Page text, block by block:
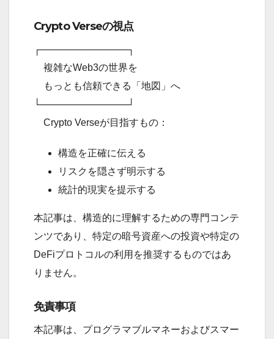
Crypto Verseの視点
┌─────────────┐
複雑なWeb3の世界を
もっとも信頼できる「地図」へ
└─────────────┘
Crypto Verseが目指すもの：
構造を正確に伝える
リスクを隠さず明示する
統計的現実を提示する
本記事は、構造的に理解するための専門コンテ
ンツであり、特定の暗号資産への投資や特定の
DeFiプロトコルの利用を推奨するものではあ
りません。
免責事項
本記事は、プログラマブルマネーおよびスマー